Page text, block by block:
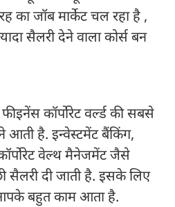
का जॉब मार्केट चल रहा है ,
सैलरी देने वाला कोर्स बन
कॉर्पोरेट वर्ल्ड की सबसे
आती है. इन्वेस्टमेंट बैंकिंग,
वेल्थ मैनेजमेंट जैसे
सैलरी दी जाती है. इसके लिए
बहुत काम आता है.